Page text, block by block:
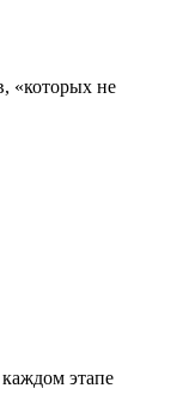
«которых не
этапе